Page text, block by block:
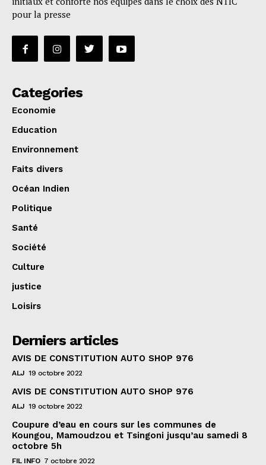
pour la presse
Categories
Economie
Education
Environnement
Faits divers
Océan Indien
Politique
Santé
Société
Culture
justice
Loisirs
Derniers articles
AVIS DE CONSTITUTION AUTO SHOP 976
ALJ 19 octobre 2022
AVIS DE CONSTITUTION AUTO SHOP 976
ALJ 19 octobre 2022
Coupure d’eau en cours sur les communes de
Koungou, Mamoudzou et Tsingoni jusqu’au samedi 8
octobre 5h
FIL INFO 7 octobre 2022